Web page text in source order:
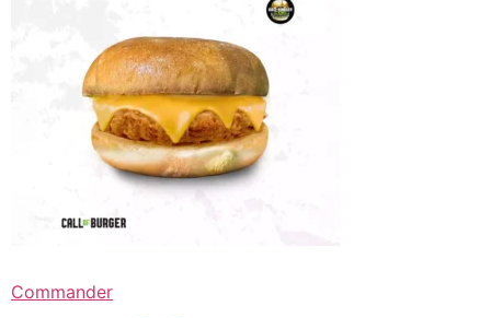
Commander